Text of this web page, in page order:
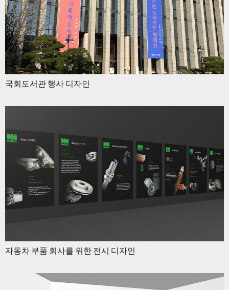
국회도서관 행사 디자인
자동차 부품 회사를 위한 전시 디자인